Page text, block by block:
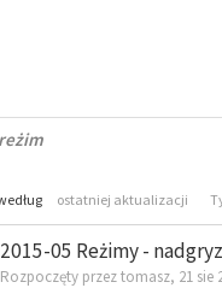
reżim
ostatniej aktualizacji
2015-05 Reżimy -
Rozpoczęty przez tomasz, 21 sie